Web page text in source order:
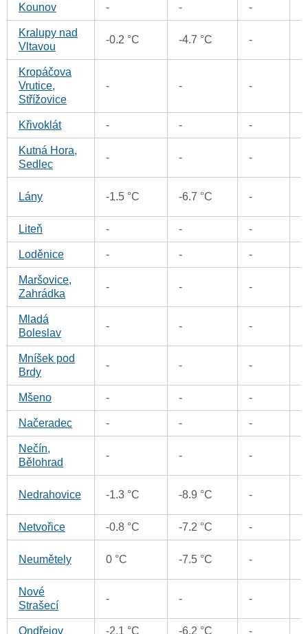
Kounov - - -
Kralupy nad
Vltavou
-0.2 °C -4.7 °C -
Kropáčova
Vrutice,
Střížovice
- - -
Křivoklát - - -
Kutná Hora,
Sedlec
- - -
Lány -1.5 °C -6.7 °C -
Liteň - - -
Loděnice - - -
Maršovice,
Zahrádka
- - -
Mladá
Boleslav
- - -
Mníšek pod
Brdy
- - -
Mšeno - - -
Načeradec - - -
Nečín,
Bělohrad
- - -
Nedrahovice -1.3 °C -8.9 °C -
Netvořice -0.8 °C -7.2 °C -
Neumětely 0 °C -7.5 °C -
Nové
Strašecí
- - -
Ondřejov -2.1 °C -6.2 °C -